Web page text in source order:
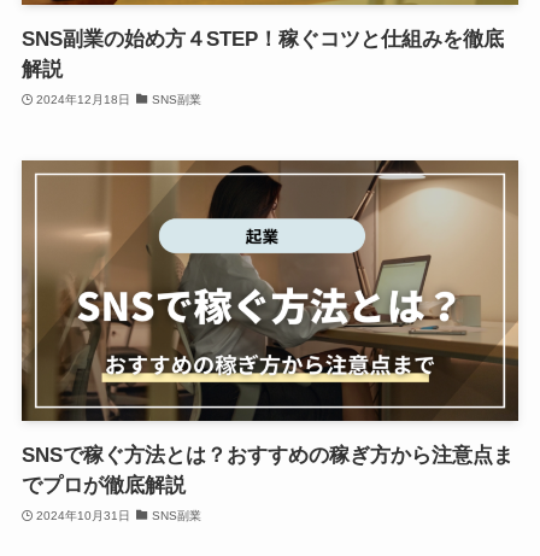
SNS副業の始め方４STEP！稼ぐコツと仕組みを徹底
解説
2024年12月18日 SNS副業
SNSで稼ぐ方法とは？おすすめの稼ぎ方から注意点ま
でプロが徹底解説
2024年10月31日 SNS副業